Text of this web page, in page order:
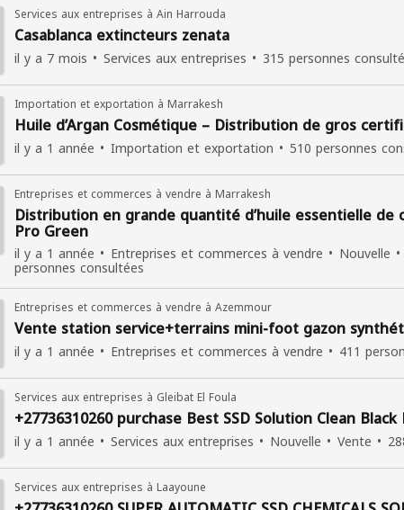
Services aux entreprises à Ain Harrouda
Casablanca extincteurs zenata
il y a 7 mois Services aux entreprises 315 personnes
Importation et exportation à Marrakesh
Huile d’Argan Cosmétique – Distribution de gros
il y a 1 année Importation et exportation 510 personnes
Entreprises et commerces à vendre à Marrakesh
Distribution en grande quantité d’huile essentielle de
Pro Green
il y a 1 année Entreprises et commerces à vendre Nouvelle
personnes consultées
Entreprises et commerces à vendre à Azemmour
Vente station service+terrains mini-foot gazon
il y a 1 année Entreprises et commerces à vendre 411
Services aux entreprises à Gleibat El Foula
+27736310260 purchase Best SSD Solution Clean
il y a 1 année Services aux entreprises Nouvelle Vente
Services aux entreprises à Laayoune